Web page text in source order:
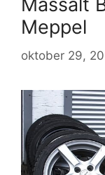
Meppel
oktober 29,